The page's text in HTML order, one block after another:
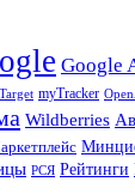
Google
myTracker
Wildberries
РСЯ Рейтинги